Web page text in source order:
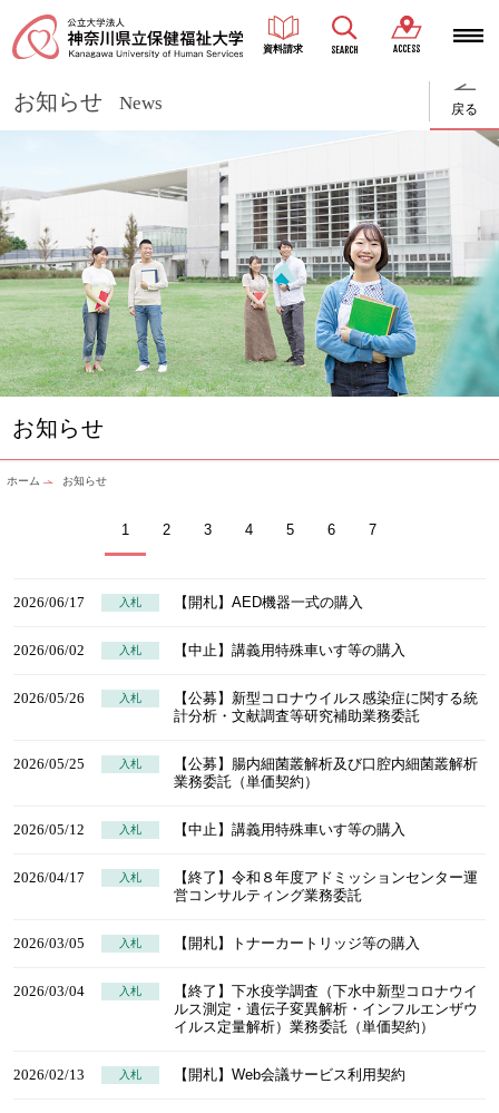
資料請求 SEARCH ACCESS
お知らせ News 戻る
お知らせ
ホーム お知らせ
1 2 3 4 5 6 7
2026/06/17 入札 【開札】AED機器一式の購入
2026/06/02 入札 【中止】講義用特殊車いす等の購入
2026/05/26 入札
【公募】新型コロナウイルス感染症に関する統
計分析・文献調査等研究補助業務委託
2026/05/25 入札
【公募】腸内細菌叢解析及び口腔内細菌叢解析
業務委託（単価契約）
2026/05/12 入札 【中止】講義用特殊車いす等の購入
2026/04/17 入札
【終了】令和８年度アドミッションセンター運
営コンサルティング業務委託
2026/03/05 入札 【開札】トナーカートリッジ等の購入
2026/03/04 入札
【終了】下水疫学調査（下水中新型コロナウイ
ルス測定・遺伝子変異解析・インフルエンザウ
イルス定量解析）業務委託（単価契約）
2026/02/13 入札 【開札】Web会議サービス利用契約